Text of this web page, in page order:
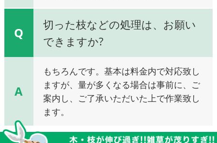
Q
切った枝などの処理は、お願い
できますか?
A
もちろんです。基本は料金内で対応致し
ますが、量が多くなる場合は事前に、ご
案内し、ご了承いただいた上で作業致し
ます。